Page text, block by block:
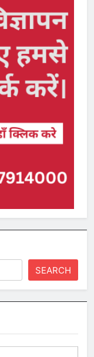
SEARCH